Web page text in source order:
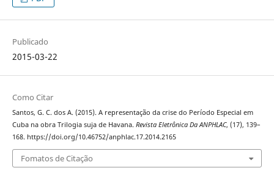
Publicado
2015-03-22
Como Citar
Santos, G. C. dos A. (2015). A representação da crise do Período Especial em
Cuba na obra Trilogia suja de Havana. Revista Eletrônica Da ANPHLAC, (17), 139–
168. https://doi.org/10.46752/anphlac.17.2014.2165
Fomatos de Citação